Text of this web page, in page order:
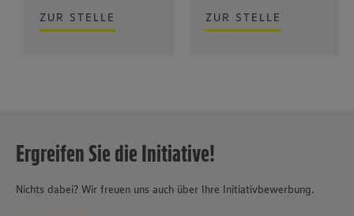
ZUR STELLE ZUR STELLE
Ergreifen Sie die Initiative!
Nichts dabei? Wir freuen uns auch über Ihre Initiativbewerbung.